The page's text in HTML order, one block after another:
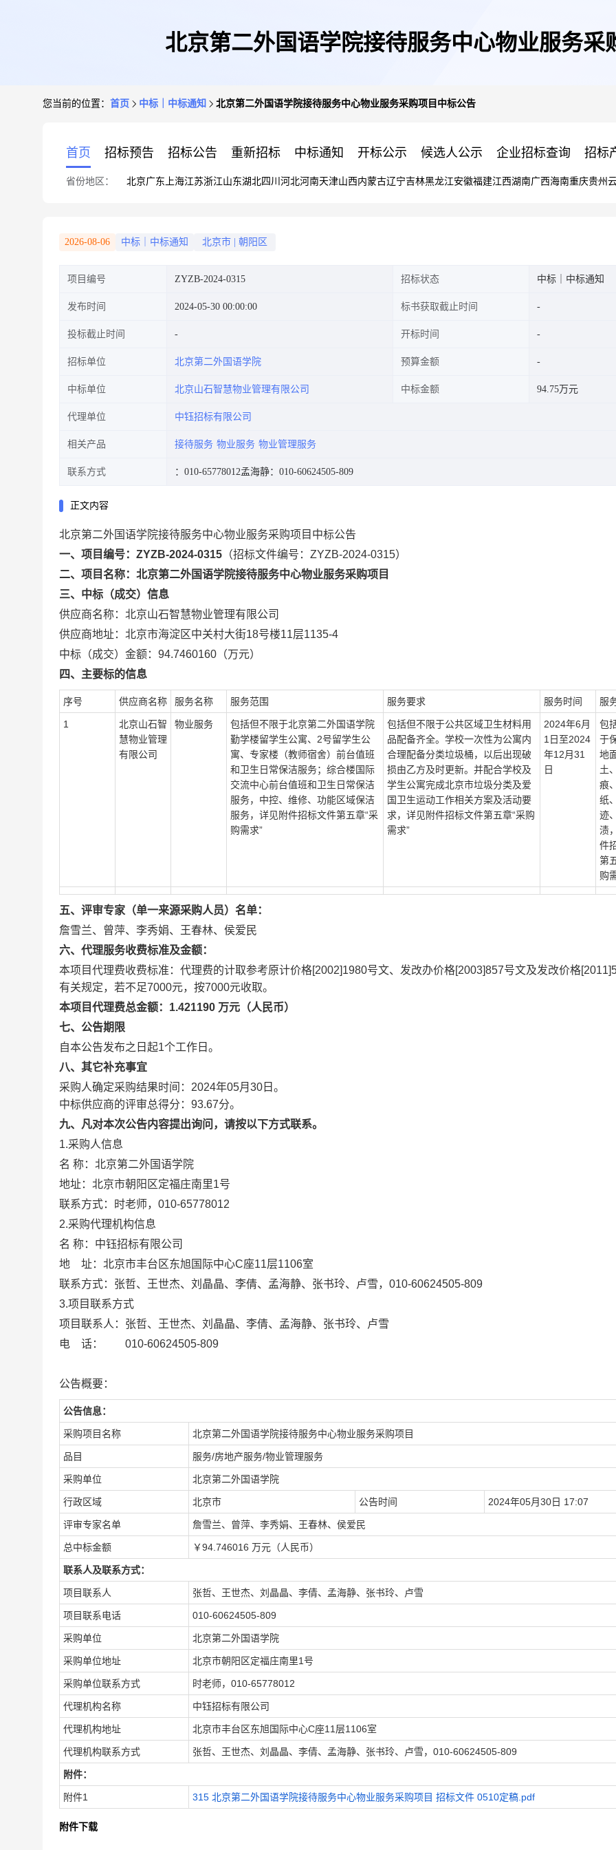
北京第二外国语学院接待服务中心物业服务采
您当前的位置： 首页 中标｜中标通知 北京第二外国语学院接待服务中心物业服务采购项目中标公告
首页 招标预告 招标公告 重新招标 中标通知 开标公示 候选人公示 企业招标查询 招标
省份地区： 北京广东 上海江苏浙江山东湖北四川 河北河南天津山西内蒙古辽宁吉林黑龙江安徽福建江西湖南广西海南重庆贵州
2026-08-06 中标｜中标通知 北京市 朝阳区
项目编号 ZYZB-2024-0315 招标状态 中标｜中标通知
发布时间 2024-05-30 00:00:00 标书获取截止时间
投标截止时间 开标时间
招标单位 北京第二外国语学院 预算金额
中标单位 北京山石智慧物业管理有限公司 中标金额 94.75万元
代理单位 中钰招标有限公司
相关产品 接待服务 物业服务 物业管理服务
联系方式 ：010-65778012孟海静：010-60624505-809
正文内容
北京第二外国语学院接待服务中心物业服务采购项目中标公告
一、项目编号：ZYZB-2024-0315 （招标文件编号：ZYZB-2024-0315）
二、项目名称：北京第二外国语学院接待服务中心物业服务采购项目
三、中标（成交）信息
供应商名称：北京山石智慧物业管理有限公司
供应商地址：北京市海淀区中关村大街18号楼11层1135-4
中标（成交）金额：94.7460160（万元）
四、主要标的信息
序号 供应商名称 服务名称 服务范围 服务要求 服务时间 服
1
北京山石智
慧物业管理
有限公司
物业服务
包括但不限于北京第二外国语学院
勤学楼留学生公寓、2号留学生公
寓、专家楼（教师宿舍）前台值班
和卫生日常保洁服务；综合楼国际
交流中心前台值班和卫生日常保洁
服务，中控、维修、功能区域保洁
服务，详见附件招标文件第五章“采
购需求”
包括但不限于公共区域卫生材料用
品配备齐全。学校一次性为公寓内
合理配备分类垃圾桶，以后出现破
损由乙方及时更新。并配合学校及
学生公寓完成北京市垃圾分类及爱
国卫生运动工作相关方案及活动要
求，详见附件招标文件第五章“采购
需求”
2024年6月
1日至2024
年12月31
日
包
于
地
土
痕
纸
迹
渍
件
第
购
五、评审专家（单一来源采购人员）名单：
詹雪兰、曾萍、李秀娟、王春林、侯爱民
六、代理服务收费标准及金额：
本项目代理费收费标准：代理费的计取参考原计价格[2002]1980号文、发改办价格[2003]857号文及发改价格
有关规定，若不足7000元，按7000元收取。
本项目代理费总金额：1.421190 万元（人民币）
七、公告期限
自本公告发布之日起1个工作日。
八、其它补充事宜
采购人确定采购结果时间：2024年05月30日。
中标供应商的评审总得分：93.67分。
九、凡对本次公告内容提出询问，请按以下方式联系。
1.采购人信息
名 称：北京第二外国语学院
地址：北京市朝阳区定福庄南里1号
联系方式：时老师，010-65778012
2.采购代理机构信息
名 称：中钰招标有限公司
地 址：北京市丰台区东旭国际中心C座11层1106室
联系方式：张哲、王世杰、刘晶晶、李倩、孟海静、张书玲、卢雪，010-60624505-809
3.项目联系方式
项目联系人：张哲、王世杰、刘晶晶、李倩、孟海静、张书玲、卢雪
电 话： 010-60624505-809
公告概要：
公告信息：
采购项目名称 北京第二外国语学院接待服务中心物业服务采购项目
品目 服务/房地产服务/物业管理服务
采购单位 北京第二外国语学院
行政区域 北京市 公告时间 2024年05月30日 17:07
评审专家名单 詹雪兰、曾萍、李秀娟、王春林、侯爱民
总中标金额 ￥94.746016 万元（人民币）
联系人及联系方式：
项目联系人 张哲、王世杰、刘晶晶、李倩、孟海静、张书玲、卢雪
项目联系电话 010-60624505-809
采购单位 北京第二外国语学院
采购单位地址 北京市朝阳区定福庄南里1号
采购单位联系方式 时老师，010-65778012
代理机构名称 中钰招标有限公司
代理机构地址 北京市丰台区东旭国际中心C座11层1106室
代理机构联系方式 张哲、王世杰、刘晶晶、李倩、孟海静、张书玲、卢雪，010-60624505-809
附件：
附件1 315 北京第二外国语学院接待服务中心物业服务采购项目 招标文件 0510定稿.pdf
附件下载